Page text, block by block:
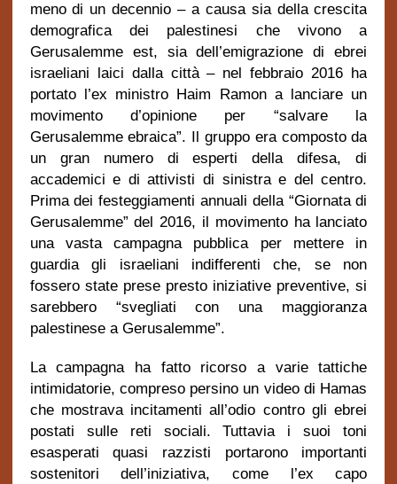
meno di un decennio – a causa sia della crescita
demografica dei palestinesi che vivono a
Gerusalemme est, sia dell’emigrazione di ebrei
israeliani laici dalla città – nel febbraio 2016 ha
portato l’ex ministro Haim Ramon a lanciare un
movimento d’opinione per “salvare la
Gerusalemme ebraica”. Il gruppo era composto da
un gran numero di esperti della difesa, di
accademici e di attivisti di sinistra e del centro.
Prima dei festeggiamenti annuali della “Giornata di
Gerusalemme” del 2016, il movimento ha lanciato
una vasta campagna pubblica per mettere in
guardia gli israeliani indifferenti che, se non
fossero state prese presto iniziative preventive, si
sarebbero “svegliati con una maggioranza
palestinese a Gerusalemme”.
La campagna ha fatto ricorso a varie tattiche
intimidatorie, compreso persino un video di Hamas
che mostrava incitamenti all’odio contro gli ebrei
postati sulle reti sociali. Tuttavia i suoi toni
esasperati quasi razzisti portarono importanti
sostenitori dell’iniziativa, come l’ex capo